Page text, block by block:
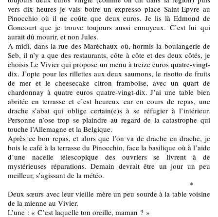
vers dix heures je vais boire un expresso place Saint-Epvre au
Pinocchio où il ne coûte que deux euros. Je lis là Edmond de
Goncourt que je trouve toujours aussi ennuyeux. C’est lui qui
aurait dû mourir, et non Jules.
A midi, dans la rue des Maréchaux où, hormis la boulangerie de
Seb, il n’y a que des restaurants, côte à côte et des deux côtés, je
choisis Le Vivier qui propose un menu à treize euros quatre-vingt-
dix. J’opte pour les rillettes aux deux saumons, le risotto de fruits
de mer et le cheesecake citron framboise, avec un quart de
chardonnay à quatre euros quatre-vingt-dix. J’ai une table bien
abritée en terrasse et c’est heureux car en cours de repas, une
drache s’abat qui oblige certain(e)s à se réfugier à l’intérieur.
Personne n’ose trop se plaindre au regard de la catastrophe qui
touche l’Allemagne et la Belgique.
Après ce bon repas, et alors que l’on va de drache en drache, je
bois le café à la terrasse du Pinocchio, face la basilique où à l’aide
d’une nacelle télescopique des ouvriers se livrent à de
mystérieuses réparations. Demain devrait être un jour un peu
meilleur, s’agissant de la météo.
*
Deux sœurs avec leur vieille mère un peu sourde à la table voisine
de la mienne au Vivier.
L’une : « C’est laquelle ton oreille, maman ? »